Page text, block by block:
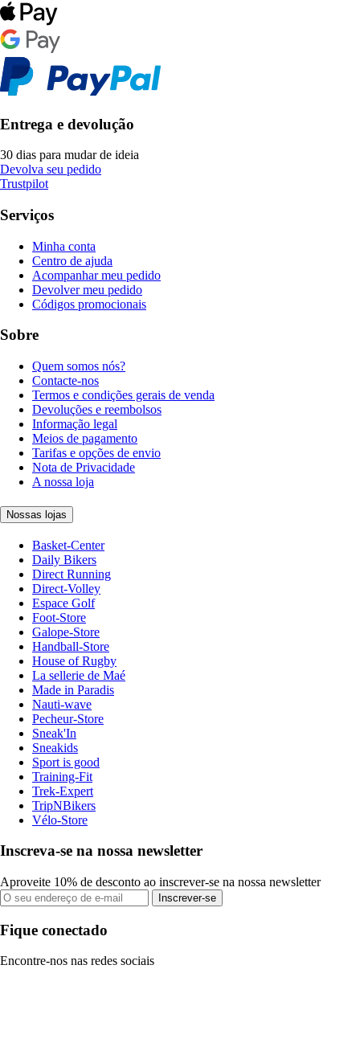
Entrega e devolução
30 dias para mudar de ideia
Devolva seu pedido
Trustpilot
Serviços
Minha conta
Centro de ajuda
Acompanhar meu pedido
Devolver meu pedido
Códigos promocionais
Sobre
Quem somos nós?
Contacte-nos
Termos e condições gerais de venda
Devoluções e reembolsos
Informação legal
Meios de pagamento
Tarifas e opções de envio
Nota de Privacidade
A nossa loja
Nossas lojas
Basket-Center
Daily Bikers
Direct Running
Direct-Volley
Espace Golf
Foot-Store
Galope-Store
Handball-Store
House of Rugby
La sellerie de Maé
Made in Paradis
Nauti-wave
Pecheur-Store
Sneak'In
Sneakids
Sport is good
Training-Fit
Trek-Expert
TripNBikers
Vélo-Store
Inscreva-se na nossa newsletter
Aproveite 10% de desconto ao inscrever-se na nossa newsletter
Inscrever-se
Fique conectado
Encontre-nos nas redes sociais